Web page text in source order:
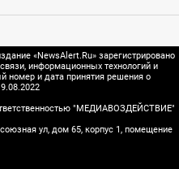
«NewsAlert.Ru» зарегистрировано
информационных технологий и
номер и дата принятия решения о
"МЕДИАВОЗДЕЙСТВИЕ"
ул, дом 65, корпус 1, помещение